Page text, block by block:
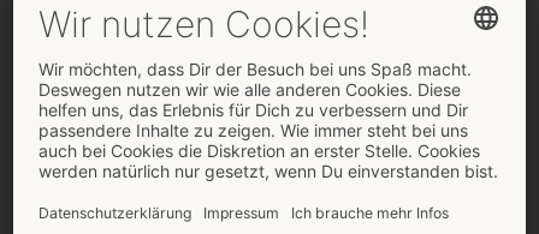
– und das in gewohnter Top-Qualität zu
Die neue Kollektion von Cottelli Bondage umfasst
sechs aufregende Styles und ist ab sofort über den
ORION Wholesale erhältlich. Geliefert werden die
Dessous von Cottelli Bondage in verkaufsfördernden